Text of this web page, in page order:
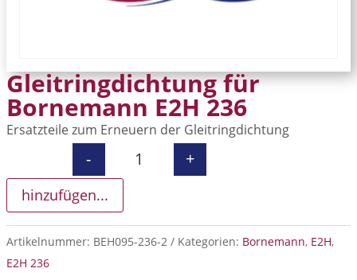
Gleitringdichtung für
Bornemann E2H 236
Ersatzteile zum Erneuern der Gleitringdichtung
Gleitringdichtung für Bornemann
- +
hinzufügen...
Artikelnummer: BEH095-236-2 Kategorien: Bornemann, E2H,
E2H 236